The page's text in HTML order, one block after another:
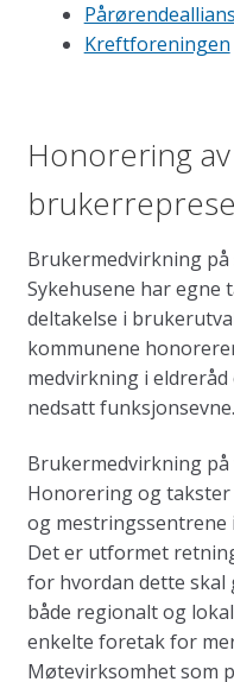
Kreftforeningen
Honorering av
Brukermedvirkning på
Sykehusene har
deltakelse i
kommunene
medvirkning i
nedsatt funksjonsevne.
Brukermedvirkning på
Honorering og
og mestringssentrene
Det er utformet
for hvordan dette skal
både regionalt og
enkelte foretak for
Møtevirksomhet som